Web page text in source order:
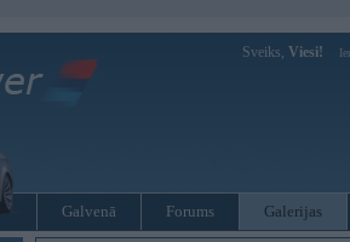
Sveiks, Viesi!
Galvenā Forums Galerijas